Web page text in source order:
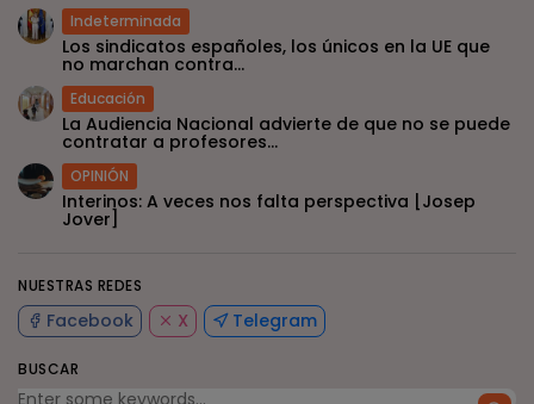
NUESTRAS REDES
Facebook X Telegram
BUSCAR
Indeterminada
Los sindicatos españoles, los únicos en la UE que
no marchan contra...
Educación
La Audiencia Nacional advierte de que no se puede
contratar a profesores...
OPINIÓN
Interinos: A veces nos falta perspectiva [Josep
Jover]